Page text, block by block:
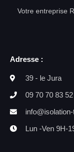
Votre entreprise
Adresse :
39 - le Jura
09 70 70 83 52
Lun -Ven 9H-